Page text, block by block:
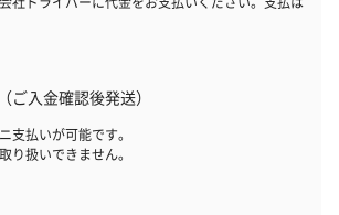
ご入金確認後発送）
支払いが可能です。
扱いできません。